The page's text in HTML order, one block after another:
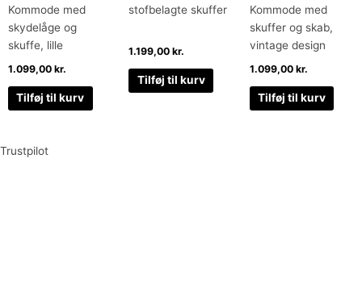
Kommode med
skydelåge og
skuffe, lille
1.099,00 kr.
Tilføj til kurv
stofbelagte skuffer
1.199,00kr.
Tilføj til kurv
Kommode med
skuffer og skab,
vintage design
1.099,00 kr.
Tilføj til kurv
Trustpilot